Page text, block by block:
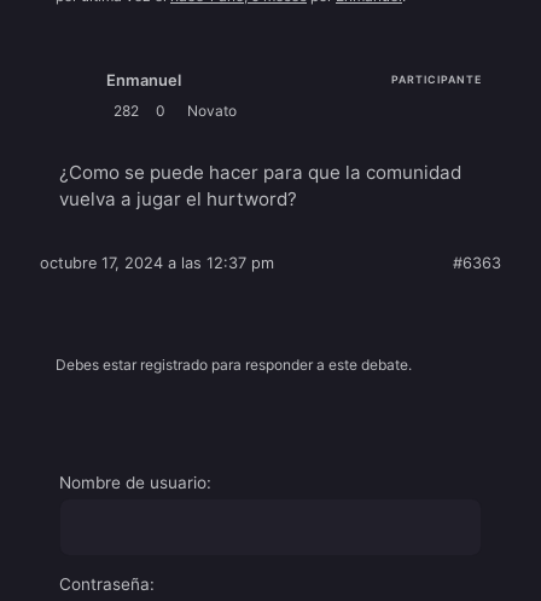
Enmanuel PARTICIPANTE
282 0 Novato
¿Como se puede hacer para que la comunidad
vuelva a jugar el hurtword?
octubre 17, 2024 a las 12:37 pm #6363
Debes estar registrado para responder a este debate.
Nombre de usuario:
Contraseña: